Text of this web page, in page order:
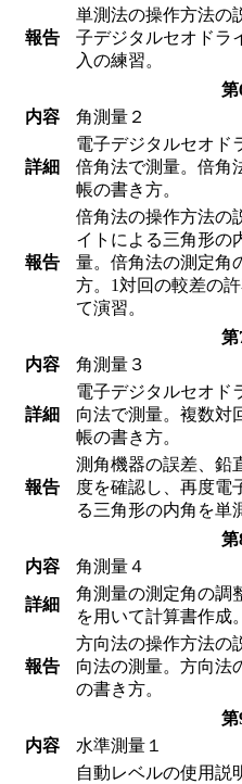
報告
単測法の操作方法の
子デジタルセオドラ
入の練習。
第
内容
角測量２
詳細
電子デジタルセオド
倍角法で測量。倍角
帳の書き方。
報告
倍角法の操作方法の
イトによる三角形の
量。倍角法の測定角
方。1対回の較差の
て演習。
第
内容
角測量３
詳細
電子デジタルセオド
向法で測量。複数対
帳の書き方。
報告
測角機器の誤差、鉛
度を確認し、再度電
る三角形の内角を単
第
内容
角測量４
詳細
角測量の測定角の調
を用いて計算書作成。
報告
方向法の操作方法の
向法の測量。方向法
の書き方。
第
内容
水準測量１
自動レベルの使用説